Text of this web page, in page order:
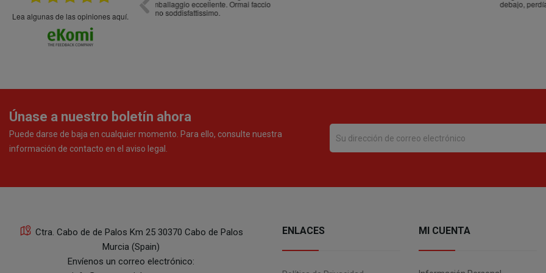
Lea algunas de las opiniones aquí.
debajo, perdía liquido
Únase a nuestro boletín ahora
Puede darse de baja en cualquier momento. Para ello, consulte nuestra
información de contacto en el aviso legal.
Ctra. Cabo de de Palos Km 25 30370 Cabo de Palos
Murcia (Spain)
Envíenos un correo electrónico:
ENLACES MI CUENTA